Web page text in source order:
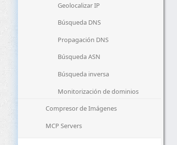
Geolocalizar IP
Búsqueda DNS
Propagación DNS
Búsqueda ASN
Búsqueda inversa
Monitorización de dominios
Compresor de Imágenes
MCP Servers